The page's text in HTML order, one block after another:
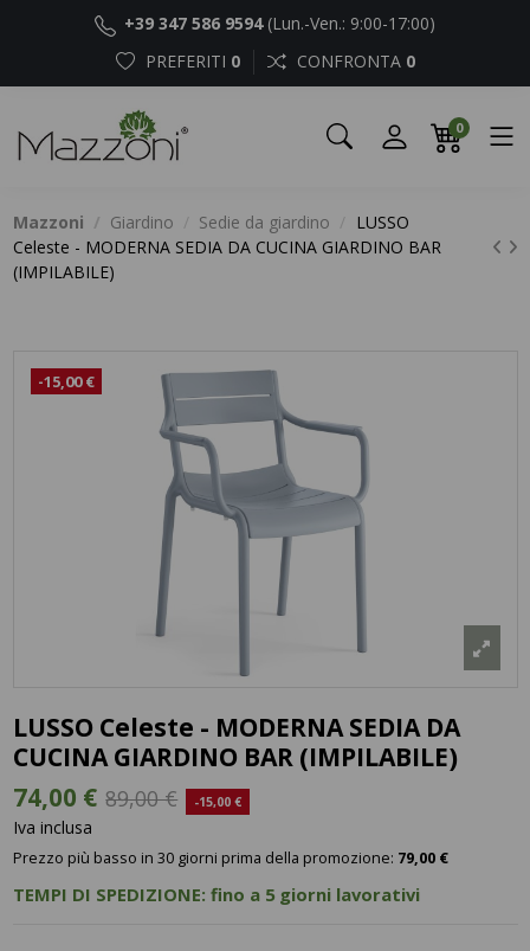
+39 347 586 9594(Lun.-Ven.: 9:00-17:00)
PREFERITI 0 CONFRONTA 0
0
Mazzoni Giardino Sedie da giardino
LUSSO
Celeste - MODERNA SEDIA DA CUCINA GIARDINO BAR
(IMPILABILE)
-15,00 €
LUSSO Celeste - MODERNA SEDIA DA
CUCINA GIARDINO BAR (IMPILABILE)
74,00 € 89,00 € -15,00 €
Iva inclusa
Prezzo più basso in 30 giorni prima della promozione: 79,00 €
TEMPI DI SPEDIZIONE: fino a 5 giorni lavorativi